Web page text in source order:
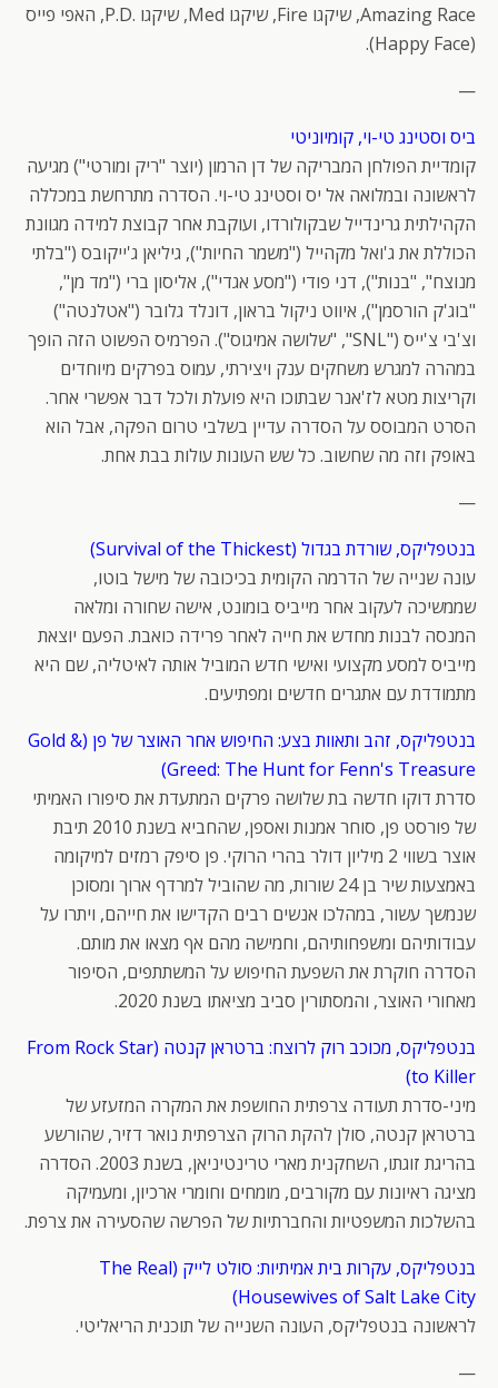
Amazing Race, שיקגו Fire, שיקגו Med, שיקגו .P.D, האפי פייס
(Happy Face).
—
ביס וסטינג טי-וי, קומיוניטי
קומדיית הפולחן המבריקה של דן הרמון (יוצר "ריק ומורטי") מגיעה
לראשונה ובמלואה אל יס וסטינג טי-וי. הסדרה מתרחשת במכללה
הקהילתית גרינדייל שבקולורדו, ועוקבת אחר קבוצת למידה מגוונת
הכוללת את ג'ואל מקהייל ("משמר החיות"), גיליאן ג'ייקובס ("בלתי
מנוצח", "בנות"), דני פודי ("מסע אגדי"), אליסון ברי ("מד מן",
"בוג'ק הורסמן"), איווט ניקול בראון, דונלד גלובר ("אטלנטה")
וצ'בי צ'ייס ("SNL", "שלושה אמיגוס"). הפרמיס הפשוט הזה הופך
במהרה למגרש משחקים ענק ויצירתי, עמוס בפרקים מיוחדים
וקריצות מטא לז'אנר שבתוכו היא פועלת ולכל דבר אפשרי אחר.
הסרט המבוסס על הסדרה עדיין בשלבי טרום הפקה, אבל הוא
באופק וזה מה שחשוב. כל שש העונות עולות בבת אחת.
—
בנטפליקס, שורדת בגדול (Survival of the Thickest)
עונה שנייה של הדרמה הקומית בכיכובה של מישל בוטו,
שממשיכה לעקוב אחר מייביס בומונט, אישה שחורה ומלאה
המנסה לבנות מחדש את חייה לאחר פרידה כואבת. הפעם יוצאת
מייביס למסע מקצועי ואישי חדש המוביל אותה לאיטליה, שם היא
מתמודדת עם אתגרים חדשים ומפתיעים.
בנטפליקס, זהב ותאוות בצע: החיפוש אחר האוצר של פן (Gold &
Greed: The Hunt for Fenn's Treasure)
סדרת דוקו חדשה בת שלושה פרקים המתעדת את סיפורו האמיתי
של פורסט פן, סוחר אמנות ואספן, שהחביא בשנת 2010 תיבת
אוצר בשווי 2 מיליון דולר בהרי הרוקי. פן סיפק רמזים למיקומה
באמצעות שיר בן 24 שורות, מה שהוביל למרדף ארוך ומסוכן
שנמשך עשור, במהלכו אנשים רבים הקדישו את חייהם, ויתרו על
עבודותיהם ומשפחותיהם, וחמישה מהם אף מצאו את מותם.
הסדרה חוקרת את השפעת החיפוש על המשתתפים, הסיפור
מאחורי האוצר, והמסתורין סביב מציאתו בשנת 2020.
בנטפליקס, מכוכב רוק לרוצח: ברטראן קנטה (From Rock Star
to Killer)
מיני-סדרת תעודה צרפתית החושפת את המקרה המזעזע של
ברטראן קנטה, סולן להקת הרוק הצרפתית נואר דזיר, שהורשע
בהריגת זוגתו, השחקנית מארי טרינטיניאן, בשנת 2003. הסדרה
מציגה ראיונות עם מקורבים, מומחים וחומרי ארכיון, ומעמיקה
בהשלכות המשפטיות והחברתיות של הפרשה שהסעירה את צרפת.
בנטפליקס, עקרות בית אמיתיות: סולט לייק (The Real
Housewives of Salt Lake City)
לראשונה בנטפליקס, העונה השנייה של תוכנית הריאליטי.
—